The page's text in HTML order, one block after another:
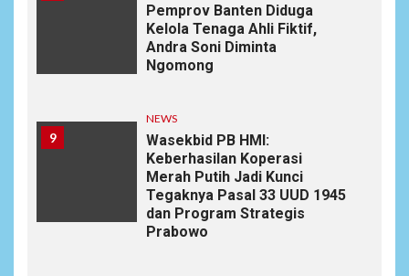
Pemprov Banten Diduga
Kelola Tenaga Ahli Fiktif,
Andra Soni Diminta
Ngomong
9
NEWS
Wasekbid PB HMI:
Keberhasilan Koperasi
Merah Putih Jadi Kunci
Tegaknya Pasal 33 UUD 1945
dan Program Strategis
Prabowo